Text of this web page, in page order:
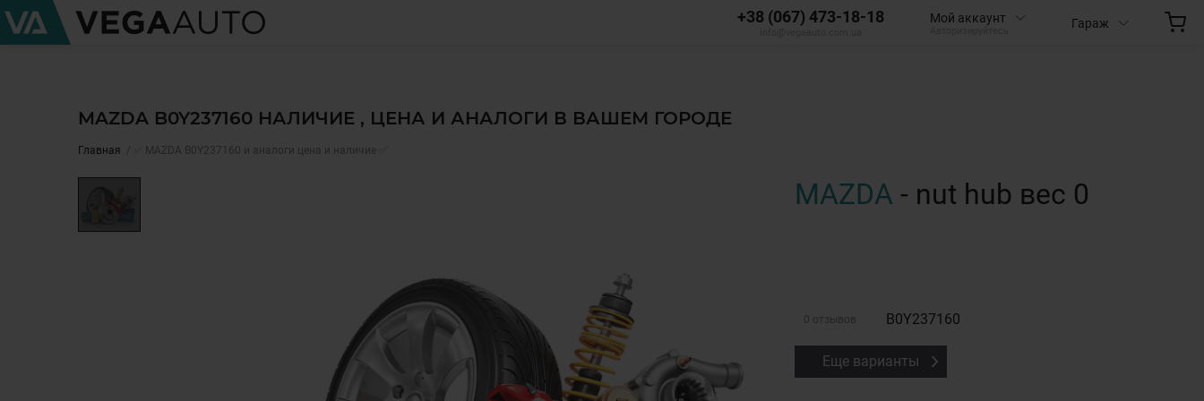
+38 (067) 473-18-18 Мой аккаунт Гараж
MAZDA B0Y237160 НАЛИЧИЕ , ЦЕНА И АНАЛОГИ В ВАШЕМ ГОРОДЕ
Главная ✅ MAZDA B0Y237160 и аналоги цена и наличие ✅
MAZDA - nut hub вес 0
0 отзывов B0Y237160
Еще варианты